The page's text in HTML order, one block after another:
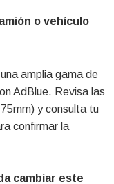
o vehículo
amplia gama de
AdBlue. Revisa las
y consulta tu
confirmar la
cambiar este